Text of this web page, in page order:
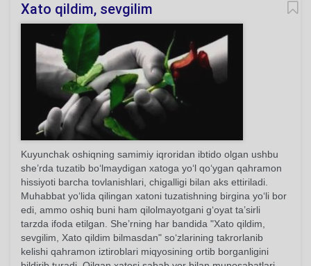
Xato qildim, sevgilim
Kuyunchak oshiqning samimiy iqroridan ibtido olgan ushbu
she’rda tuzatib bo‘lmaydigan xatoga yo‘l qo‘ygan qahramon
hissiyoti barcha tovlanishlari, chigalligi bilan aks ettiriladi.
Muhabbat yo‘lida qilingan xatoni tuzatishning birgina yo‘li bor
edi, ammo oshiq buni ham qilolmayotgani g‘oyat ta’sirli
tarzda ifoda etilgan. She’rning har bandida "Xato qildim,
sevgilim, Xato qildim bilmasdan" so‘zlarining takrorlanib
kelishi qahramon iztiroblari miqyosining ortib borganligini